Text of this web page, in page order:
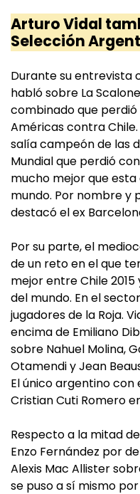
Arturo Vidal
Selección
Durante su entrevista
habló sobre La
combinado que perdió
Américas contra
salía campeón de las
Mundial que perdió
mucho mejor que
mundo. Por nombre y
destacó el ex
Por su parte, el
de un reto en el que
mejor entre Chile
del mundo. En el
jugadores de la Roja.
encima de Emiliano
sobre Nahuel Molina,
Otamendi y Jean
El único argentino con
Cristian Cuti Romero
Respecto a la mitad
Enzo Fernández por
Alexis Mac Allister
se puso a sí mismo